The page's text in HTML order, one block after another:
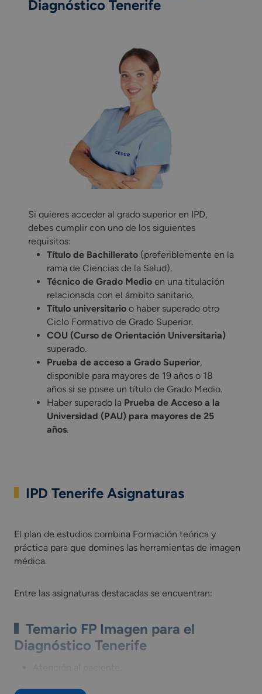
Diagnóstico Tenerife
Si quieres acceder al grado superior en IPD,
debes cumplir con uno de los siguientes
requisitos:
Título de Bachillerato (preferiblemente en la
rama de Ciencias de la Salud).
Técnico de Grado Medio en una titulación
relacionada con el ámbito sanitario.
Título universitario o haber superado otro
Ciclo Formativo de Grado Superior.
COU (Curso de Orientación Universitaria)
superado.
Prueba de acceso a Grado Superior,
disponible para mayores de 19 años o 18
años si se posee un título de Grado Medio.
Haber superado la Prueba de Acceso a la
Universidad (PAU) para mayores de 25
años.
IPD Tenerife Asignaturas
El plan de estudios combina Formación teórica y
práctica para que domines las herramientas de imagen
médica.
Entre las asignaturas destacadas se encuentran:
Temario FP Imagen para el
Diagnóstico Tenerife